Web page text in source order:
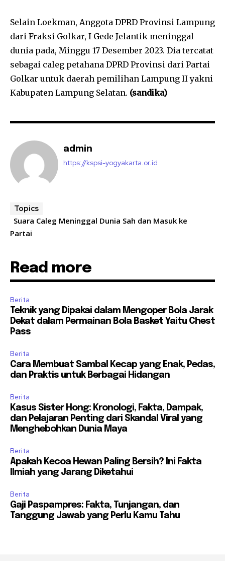
Selain Loekman, Anggota DPRD Provinsi Lampung
dari Fraksi Golkar, I Gede Jelantik meninggal
dunia pada, Minggu 17 Desember 2023. Dia tercatat
sebagai caleg petahana DPRD Provinsi dari Partai
Golkar untuk daerah pemilihan Lampung II yakni
Kabupaten Lampung Selatan. (sandika)
admin
https://kspsi-yogyakarta.or.id
Topics
Suara Caleg Meninggal Dunia Sah dan Masuk ke
Partai
Read more
Berita
Teknik yang Dipakai dalam Mengoper Bola Jarak
Dekat dalam Permainan Bola Basket Yaitu Chest
Pass
Berita
Cara Membuat Sambal Kecap yang Enak, Pedas,
dan Praktis untuk Berbagai Hidangan
Berita
Kasus Sister Hong: Kronologi, Fakta, Dampak,
dan Pelajaran Penting dari Skandal Viral yang
Menghebohkan Dunia Maya
Berita
Apakah Kecoa Hewan Paling Bersih? Ini Fakta
Ilmiah yang Jarang Diketahui
Berita
Gaji Paspampres: Fakta, Tunjangan, dan
Tanggung Jawab yang Perlu Kamu Tahu